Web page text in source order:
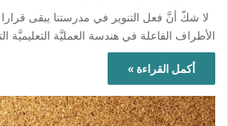
لا شكّ أنَّ فعل التنوير في مدرستنا يبقى قرارا
الأطراف الفاعلة في هندسة العمليَّة التعليميَّة
أكمل القراءة »